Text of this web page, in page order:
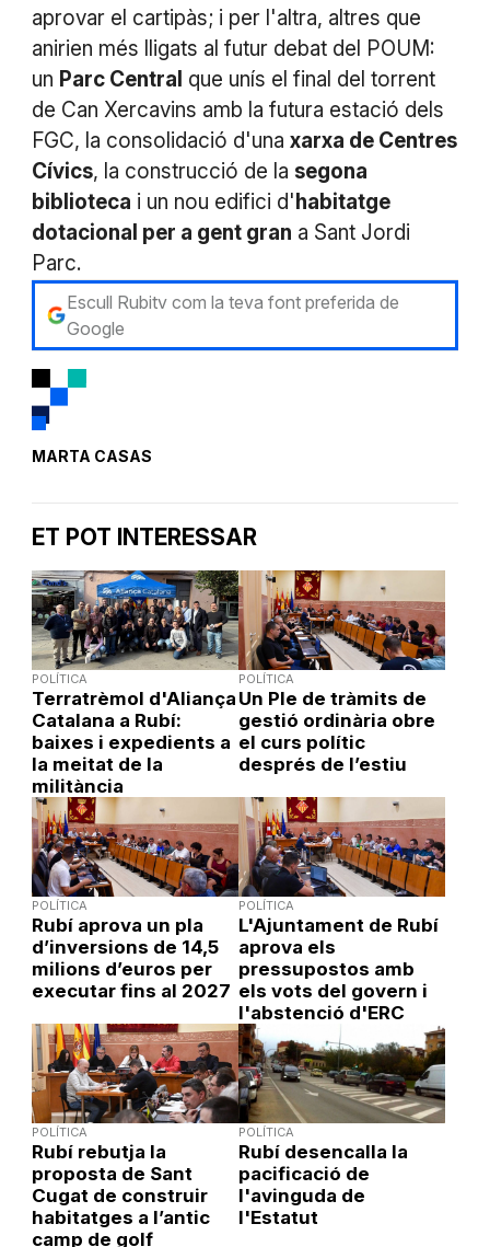
aprovar el cartipàs; i per l'altra, altres que
anirien més lligats al futur debat del POUM:
un Parc Central que unís el final del torrent
de Can Xercavins amb la futura estació dels
FGC, la consolidació d'una xarxa de Centres
Cívics, la construcció de la segona
biblioteca i un nou edifici d' habitatge
dotacional per a gent gran a Sant Jordi
Parc.
Escull Rubitv com la teva font preferida de
Google
MARTA CASAS
ET POT INTERESSAR
POLÍTICA
Terratrèmol d'Aliança
Catalana a Rubí:
baixes i expedients a
la meitat de la
militància
POLÍTICA
Un Ple de tràmits de
gestió ordinària obre
el curs polític
després de l’estiu
POLÍTICA
Rubí aprova un pla
d’inversions de 14,5
milions d’euros per
executar fins al 2027
POLÍTICA
L'Ajuntament de Rubí
aprova els
pressupostos amb
els vots del govern i
l'abstenció d'ERC
POLÍTICA
Rubí rebutja la
proposta de Sant
Cugat de construir
habitatges a l’antic
camp de golf
POLÍTICA
Rubí desencalla la
pacificació de
l'avinguda de
l'Estatut